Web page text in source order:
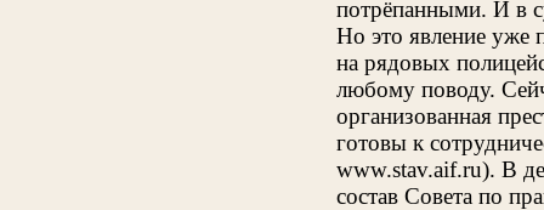
потрёпанными. И в
Но это явление уже
на рядовых
любому поводу.
организованная
готовы к
www.stav.aif.ru). В
состав Совета по